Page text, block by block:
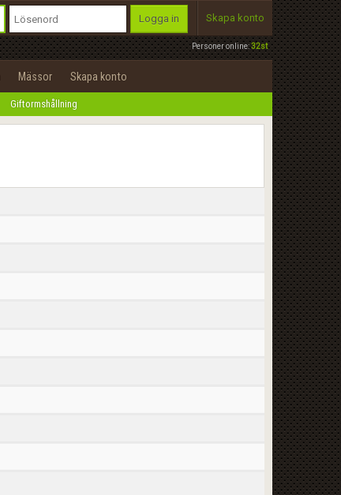
Personer online:32st
Logga in Skapa konto
Mässor Skapa konto
Giftormshållning